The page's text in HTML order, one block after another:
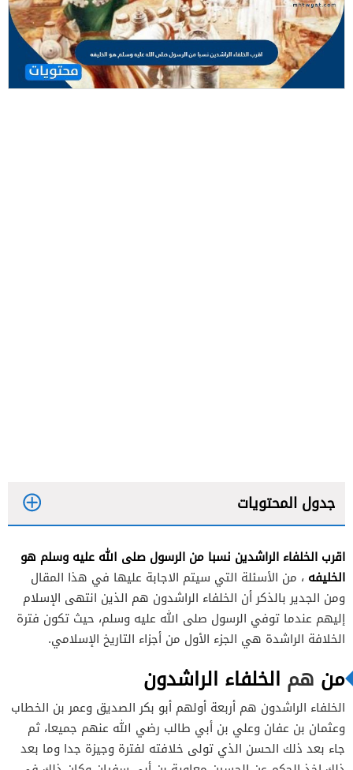
جدول المحتويات
اقرب الخلفاء الراشدين نسبا من الرسول صلى الله عليه وسلم هو
الخليفه ، من الأسئلة التي سيتم الاجابة عليها في هذا المقال
ومن الجدير بالذكر أن الخلفاء الراشدون هم الذين انتهى الإسلام
إليهم عندما توفي الرسول صلى الله عليه وسلم، حيث تكون فترة
الخلافة الراشدة هي الجزء الأول من أجزاء التاريخ الإسلامي.
من هم الخلفاء الراشدون
الخلفاء الراشدون هم أربعة أولهم أبو بكر الصديق وعمر بن الخطاب
وعثمان بن عفان وعلي بن أبي طالب رضي الله عنهم جميعا، ثم
جاء بعد ذلك الحسن الذي تولى خلافته لفترة وجيزة جدا وما بعد